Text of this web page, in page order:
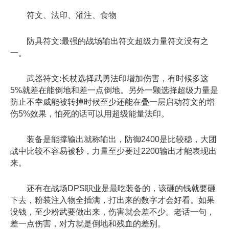
符文、法印、灌注、食物
防具符文:最强的战场输出符文超级力量符文没有之
一。
武器符文:长杖选择武勇法印增加伤害，有时候多这
5%就差在能倒地和差一点倒地。另外一颗选择超级力量是
防止不幸威能被转掉时候至少还能在叠一层启动符文的增
伤5%效果，怕死的话可以用超级能量法印。
装备是能撑输出就称输出，防御2400是比较稳，大团
战中比较不容易被秒，力量至少要过2200输出才能表现出
来。
还有在战场DPS职业是最吃装备的，该砸的钱就要砸
下去，粉装注入物全插满，打出来的数字才会好看。如果
没钱，至少粉武要做出来，伤害就会差不少。老话一句，
差一点伤害，对方就是倒地和残血的差别。